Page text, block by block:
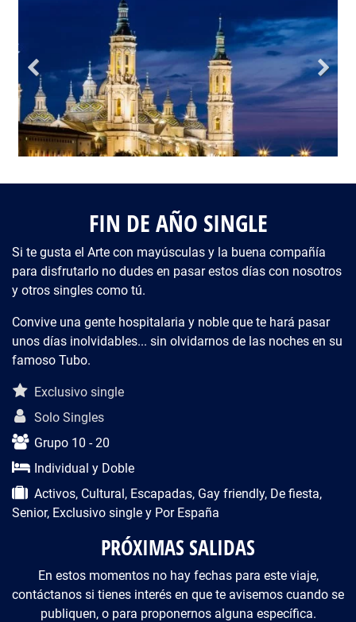
FIN DE AÑO SINGLE
Si te gusta el Arte con mayúsculas y la buena compañía
para disfrutarlo no dudes en pasar estos días con nosotros
y otros singles como tú.
Convive una gente hospitalaria y noble que te hará pasar
unos días inolvidables... sin olvidarnos de las noches en su
famoso Tubo.
Descripción del viaje
Exclusivo single
Solo Singles
Grupo 10 - 20
Individual y Doble
Activos, Cultural, Escapadas, Gay friendly, De fiesta,
Senior, Exclusivo single y Por España
PRÓXIMAS SALIDAS
En estos momentos no hay fechas para este viaje,
contáctanos si tienes interés en que te avisemos cuando se
publiquen, o para proponernos alguna específica.